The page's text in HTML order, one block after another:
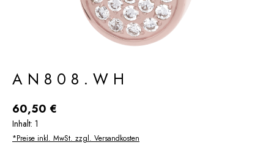
AN808.WH
Regulärer Preis:
60,50 €
Inhalt: 1
*Preise inkl. MwSt. zzgl. Versandkosten